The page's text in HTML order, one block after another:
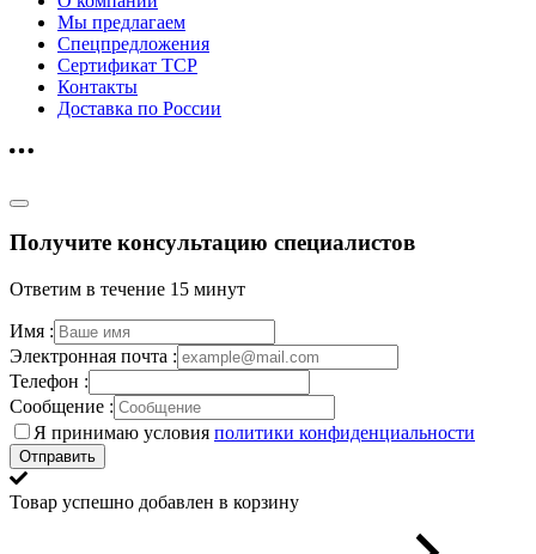
Мы предлагаем
Спецпредложения
Сертификат ТСР
Контакты
Доставка по России
Получите консультацию специалистов
Ответим в течение 15 минут
Имя :
Электронная почта :
Телефон :
Сообщение :
Я принимаю условия политики конфиденциальности
Отправить
Товар успешно добавлен в корзину